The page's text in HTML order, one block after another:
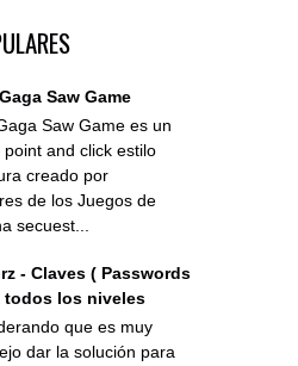
Saw Game
Saw Game es un
point and click estilo
creado por
de los Juegos de
secuest...
- Claves ( Passwords
todos los niveles
que es muy
dar la solución para